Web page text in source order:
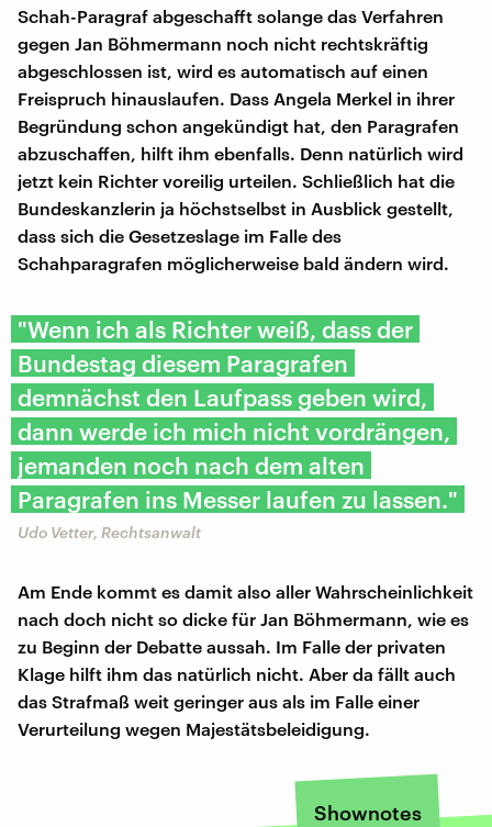
Schah-Paragraf abgeschafft solange das Verfahren
gegen Jan Böhmermann noch nicht rechtskräftig
abgeschlossen ist, wird es automatisch auf einen
Freispruch hinauslaufen. Dass Angela Merkel in ihrer
Begründung schon angekündigt hat, den Paragrafen
abzuschaffen, hilft ihm ebenfalls. Denn natürlich wird
jetzt kein Richter voreilig urteilen. Schließlich hat die
Bundeskanzlerin ja höchstselbst in Ausblick gestellt,
dass sich die Gesetzeslage im Falle des
Schahparagrafen möglicherweise bald ändern wird.
"Wenn ich als Richter weiß, dass der
Bundestag diesem Paragrafen
demnächst den Laufpass geben wird,
dann werde ich mich nicht vordrängen,
jemanden noch nach dem alten
Paragrafen ins Messer laufen zu lassen."
Udo Vetter, Rechtsanwalt
Am Ende kommt es damit also aller Wahrscheinlichkeit
nach doch nicht so dicke für Jan Böhmermann, wie es
zu Beginn der Debatte aussah. Im Falle der privaten
Klage hilft ihm das natürlich nicht. Aber da fällt auch
das Strafmaß weit geringer aus als im Falle einer
Verurteilung wegen Majestätsbeleidigung.
Shownotes